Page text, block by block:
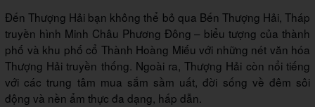
Đến Thượng Hải bạn không thể bỏ qua Bến Thượng Hải, Tháp
truyền hình Minh Châu Phương Đông – biểu tượng của thành
phố và khu phố cổ Thành Hoàng Miếu với những nét văn hóa
Thượng Hải truyền thống. Ngoài ra, Thượng Hải còn nổi tiếng
với các trung tâm mua sắm sầm uất, đời sống về đêm sôi
động và nền ẩm thực đa dạng, hấp dẫn.